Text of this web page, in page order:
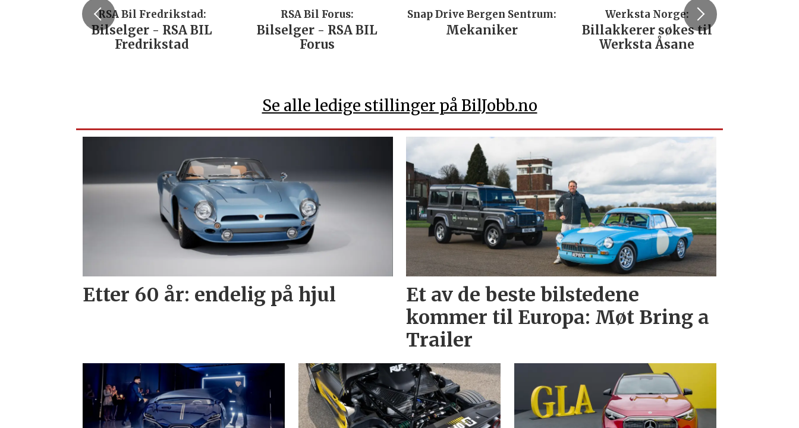
RSA Bil Fredrikstad:
Bilselger - RSA BIL
Fredrikstad
RSA Bil Forus:
Bilselger - RSA BIL
Forus
Snap Drive Bergen Sentrum:
Mekaniker
Werksta Norge:
Billakkerer søkes til
Werksta Åsane
Se alle ledige stillinger på BilJobb.no
Etter 60 år: endelig på hjul
Et av de beste bilstedene
kommer til Europa: Møt Bring a
Trailer